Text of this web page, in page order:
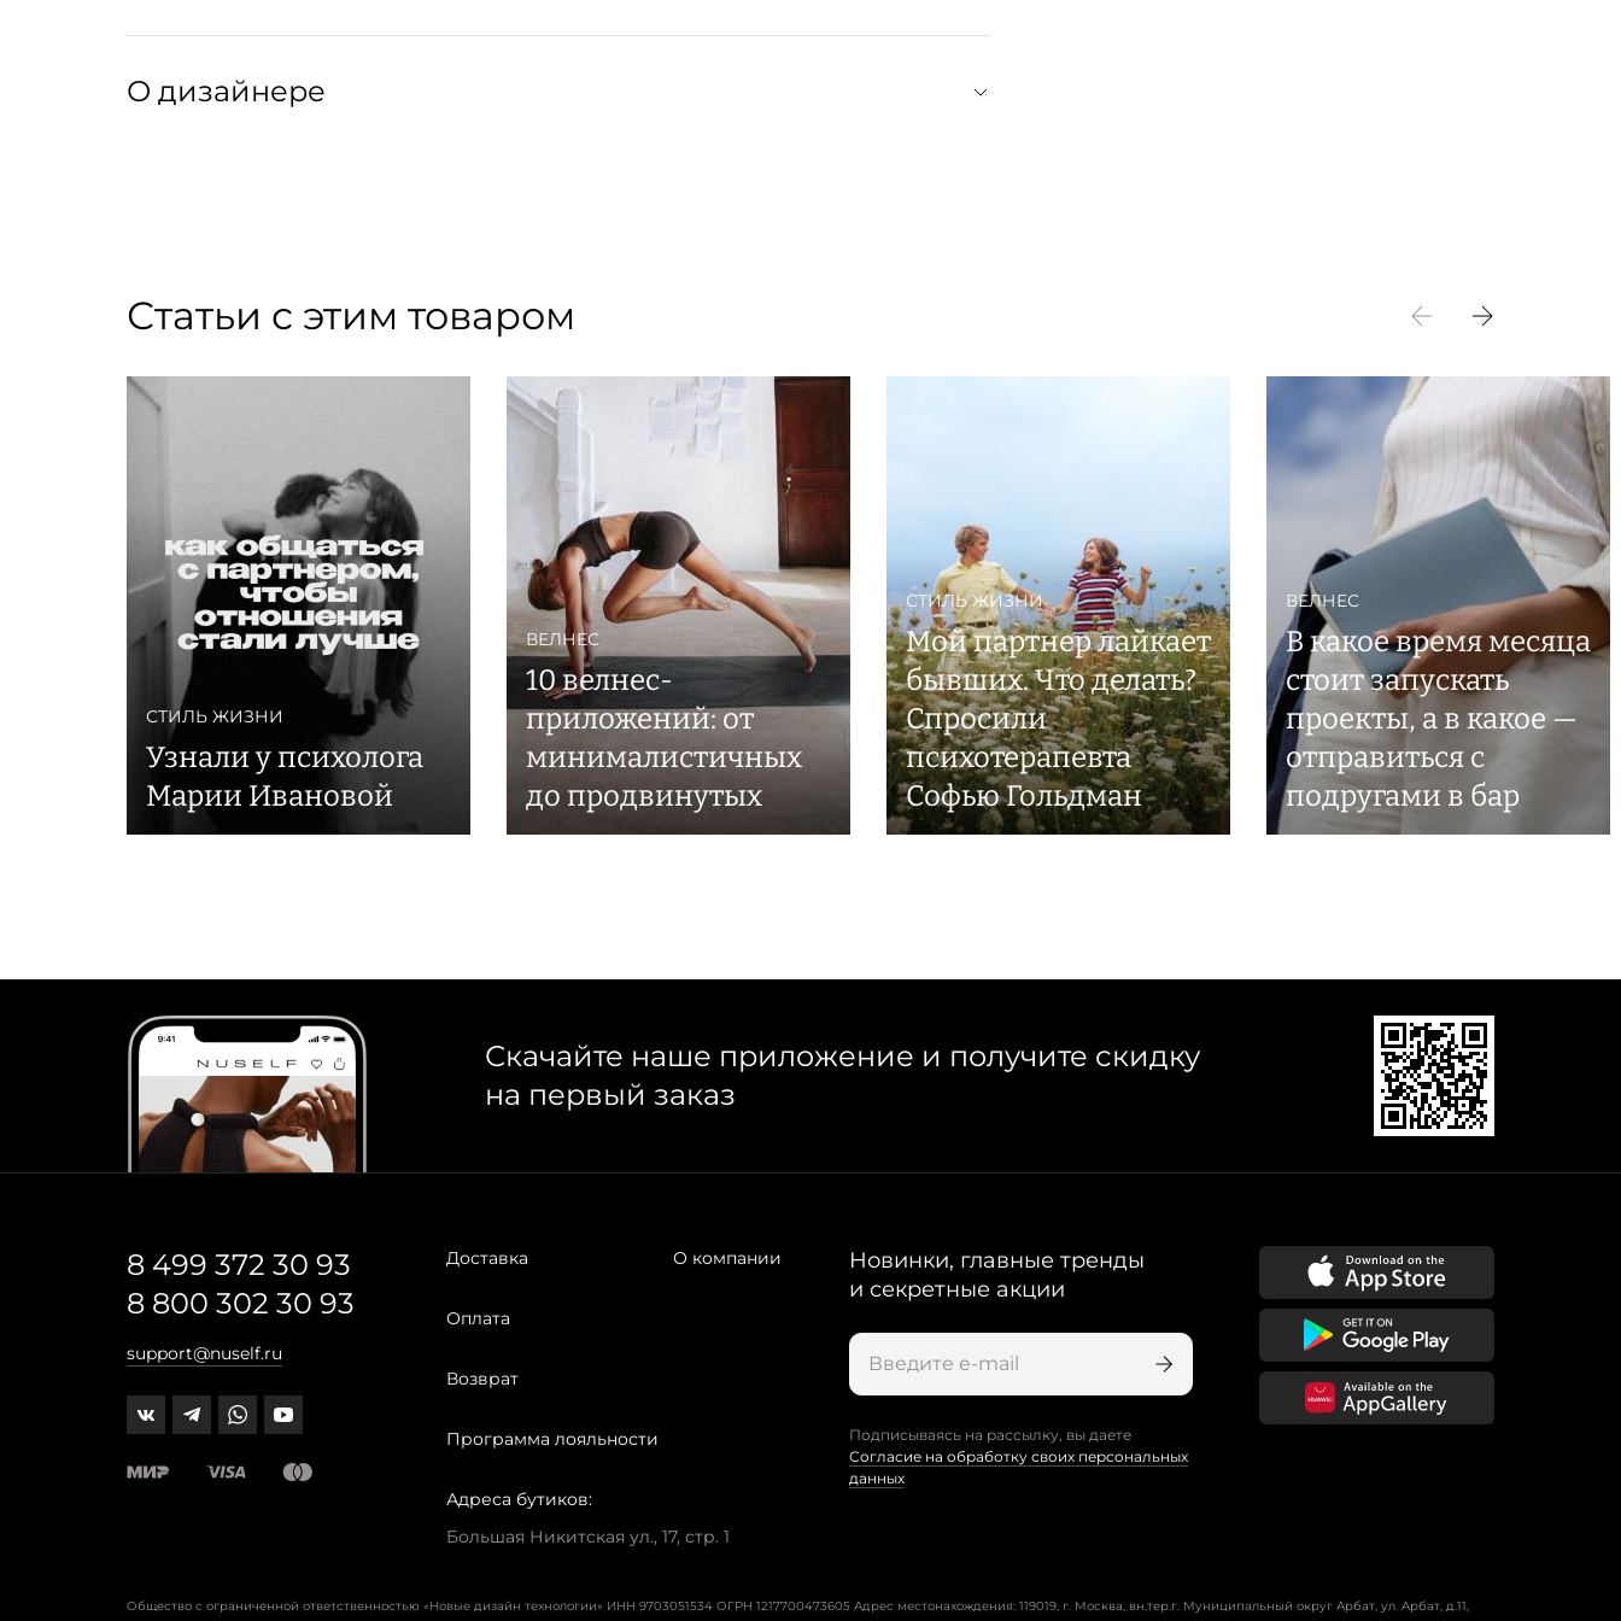
Артикул производителя: 5600780107408
О дизайнере
Статьи с этим товаром
СТИЛЬ ЖИЗНИ
Узнали у психолога
Марии Ивановой
ВЕЛНЕС
10 велнес-
приложений: от
минималистичных
до продвинутых
СТИЛЬ ЖИЗНИ
Мой партнер лайкает
бывших. Что делать?
Спросили
психотерапевта
Софью Гольдман
ВЕЛНЕС
В какое время месяца
стоит запускать
проекты, а в какое —
отправиться с
подругами в бар
Скачайте наше приложение и получите скидку
на первый заказ
8 499 372 30 93
8 800 302 30 93
support@nuself.ru
Доставка
Оплата
Возврат
Программа лояльности
О компании
Адреса бутиков:
Большая Никитская ул., 17, стр. 1
Новинки, главные тренды
и секретные акции
Подписываясь на рассылку, вы даете
Согласие на обработку своих персональных
данных
Общество с ограниченной ответственностью «Новые дизайн технологии» ИНН 9703051534 ОГРН 1217700473605 Адрес местонахождения: 119019, г. Москва, вн.тер.г. Муниципальный округ Арбат, ул. Арбат, д.11,